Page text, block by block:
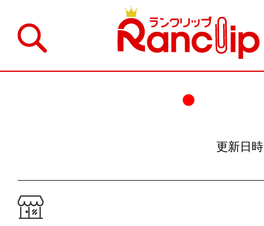
更新日